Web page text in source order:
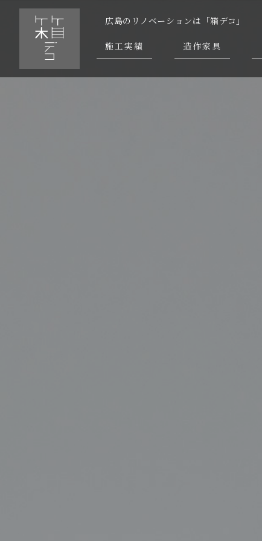
広島のリノベーションは「箱デコ」
施工実績 造作家具